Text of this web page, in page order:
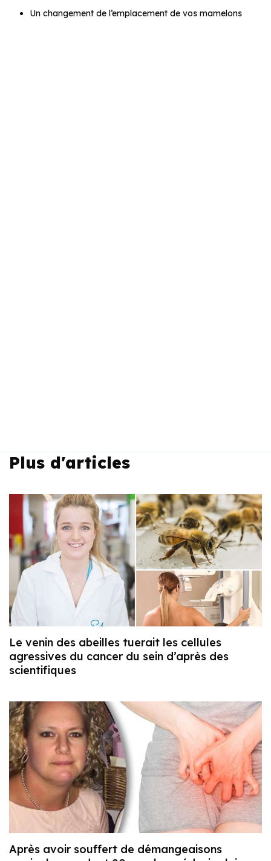
Un changement de l’emplacement de vos mamelons
Plus d'articles
Le venin des abeilles tuerait les cellules
agressives du cancer du sein d’après des
scientifiques
Après avoir souffert de démangeaisons